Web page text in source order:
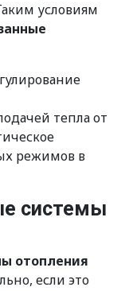
условиям
тепла от
режимов в
системы
отопления
если это